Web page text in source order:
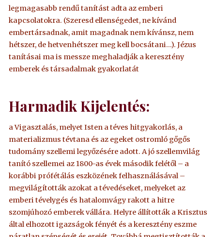
legmagasabb rendű tanítást adta az emberi
kapcsolatokra. (Szeresd ellenségedet, ne kívánd
embertársadnak, amit magadnak nem kívánsz, nem
hétszer, de hetvenhétszer meg kell bocsátani…). Jézus
tanításai ma is messze meghaladják a keresztény
emberek és társadalmak gyakorlatát
Harmadik Kijelentés:
a Vigasztalás, melyet Isten a téves hitgyakorlás, a
materializmus tévtana és az egeket ostromló gőgős
tudomány szellemi legyőzésére adott. A jó szellemvilág
tanító szellemei az 1800-as évek második felétől – a
korábbi prófétálás eszközének felhasználásával –
megvilágították azokat a tévedéseket, melyeket az
emberi tévelygés és hatalomvágy rakott a hitre
szomjúhozó emberek vállára. Helyre állították a Krisztus
által elhozott igazságok fényét és a keresztény eszme